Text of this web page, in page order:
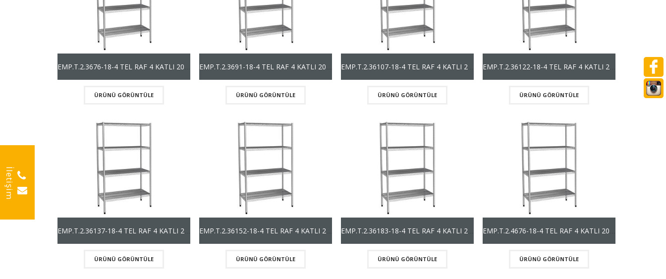
EMP.T.2.3676-18-4 TEL RAF 4 KATLI 201 KALİTE (1800mm)
ÜRÜNÜ GÖRÜNTÜLE
EMP.T.2.3691-18-4 TEL RAF 4 KATLI 201 KALİTE (1800mm)
ÜRÜNÜ GÖRÜNTÜLE
EMP.T.2.36107-18-4 TEL RAF 4 KATLI 201 KALİTE (1800mm)
ÜRÜNÜ GÖRÜNTÜLE
EMP.T.2.36122-18-4 TEL RAF 4 KATLI 201 KALİTE (1800mm)
ÜRÜNÜ GÖRÜNTÜLE
EMP.T.2.36137-18-4 TEL RAF 4 KATLI 201 KALİTE (1800mm)
ÜRÜNÜ GÖRÜNTÜLE
EMP.T.2.36152-18-4 TEL RAF 4 KATLI 201 KALİTE (1800mm)
ÜRÜNÜ GÖRÜNTÜLE
EMP.T.2.36183-18-4 TEL RAF 4 KATLI 201 KALİTE (1800mm)
ÜRÜNÜ GÖRÜNTÜLE
EMP.T.2.4676-18-4 TEL RAF 4 KATLI 201 KALİTE (1800mm)
ÜRÜNÜ GÖRÜNTÜLE
İletişim